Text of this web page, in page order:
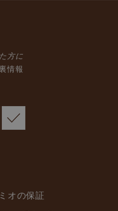
方に
情報
オの保証